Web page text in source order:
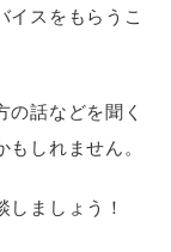
イスをもらうこ
の話などを聞く
しれません。
ましょう！